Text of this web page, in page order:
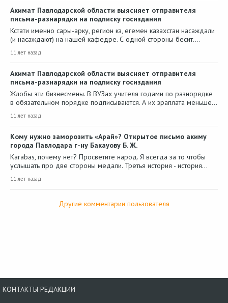
Акимат Павлодарской области выясняет отправителя
письма-разнарядки на подписку госиздания
Кстати именно сары-арку, регион кз, егемен казахстан насаждали
(и насаждают) на нашей кафедре. С одной стороны бесит.…
11 лет назад
Акимат Павлодарской области выясняет отправителя
письма-разнарядки на подписку госиздания
Жлобы эти бизнесмены. В ВУЗах учителя годами по разнорядке
в обязательном порядке подписываются. А их зраплата меньше…
11 лет назад
Кому нужно заморозить «Арай»? Открытое письмо акиму
города Павлодара г-ну Бакауову Б. Ж.
Karabas, почему нет? Просветите народ. Я всегда за то чтобы
услышать про две стороны медали. Третья история - история…
11 лет назад
Другие комментарии пользователя
КОНТАКТЫ РЕДАКЦИИ